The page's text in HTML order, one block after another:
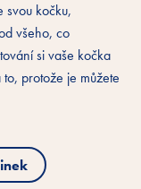
svou kočku,
všeho, co
si vaše kočka
protože je můžete